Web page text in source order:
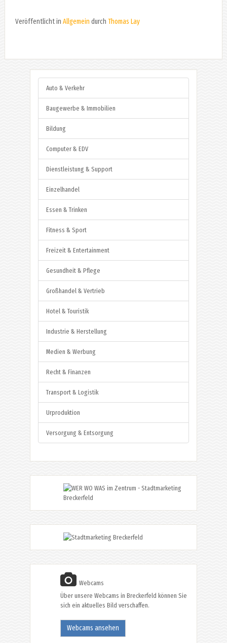
Veröffentlicht in Allgemein durch Thomas Lay
Auto & Verkehr
Baugewerbe & Immobilien
Bildung
Computer & EDV
Dienstleistung & Support
Einzelhandel
Essen & Trinken
Fitness & Sport
Freizeit & Entertainment
Gesundheit & Pflege
Großhandel & Vertrieb
Hotel & Touristik
Industrie & Herstellung
Medien & Werbung
Recht & Finanzen
Transport & Logistik
Urproduktion
Versorgung & Entsorgung
Webcams
Über unsere Webcams in Breckerfeld können Sie
sich ein aktuelles Bild verschaffen.
Webcams ansehen